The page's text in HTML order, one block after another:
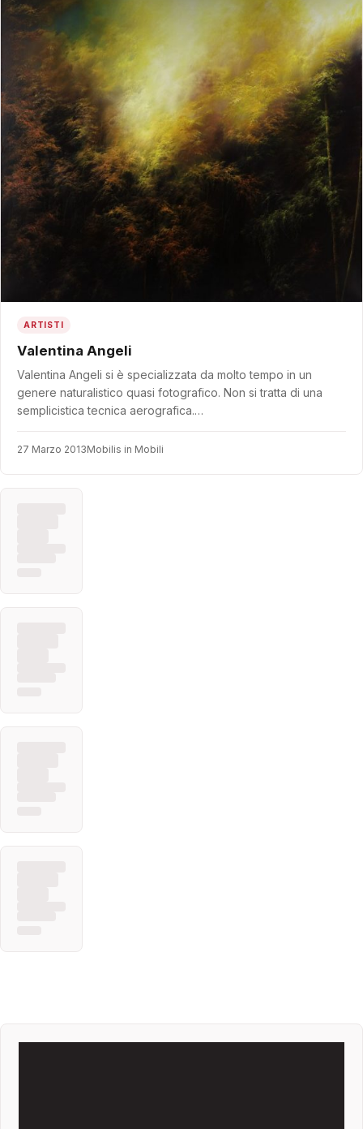
ARTISTI
Valentina Angeli
Valentina Angeli si è specializzata da molto tempo in un
genere naturalistico quasi fotografico. Non si tratta di una
semplicistica tecnica aerografica.…
27 Marzo 2013Mobilis in Mobili